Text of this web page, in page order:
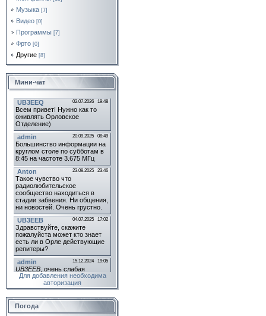
Музыка [7]
Видео [0]
Программы [7]
Фрто [0]
Другие [8]
Мини-чат
Для добавления необходима
авторизация
Погода